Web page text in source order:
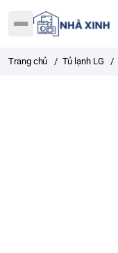
Trang chủ / Tủ lạnh LG /